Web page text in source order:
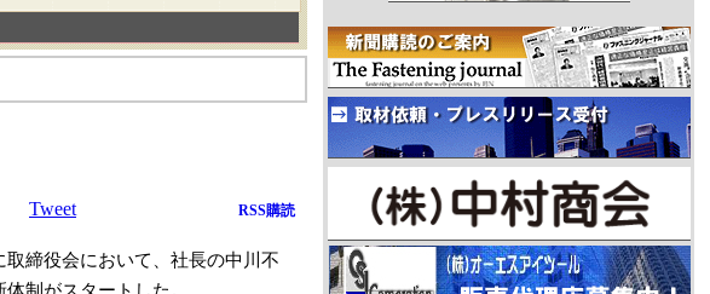
Tweet RSS購読
締役会において、社長の中川不
制がスタートした。